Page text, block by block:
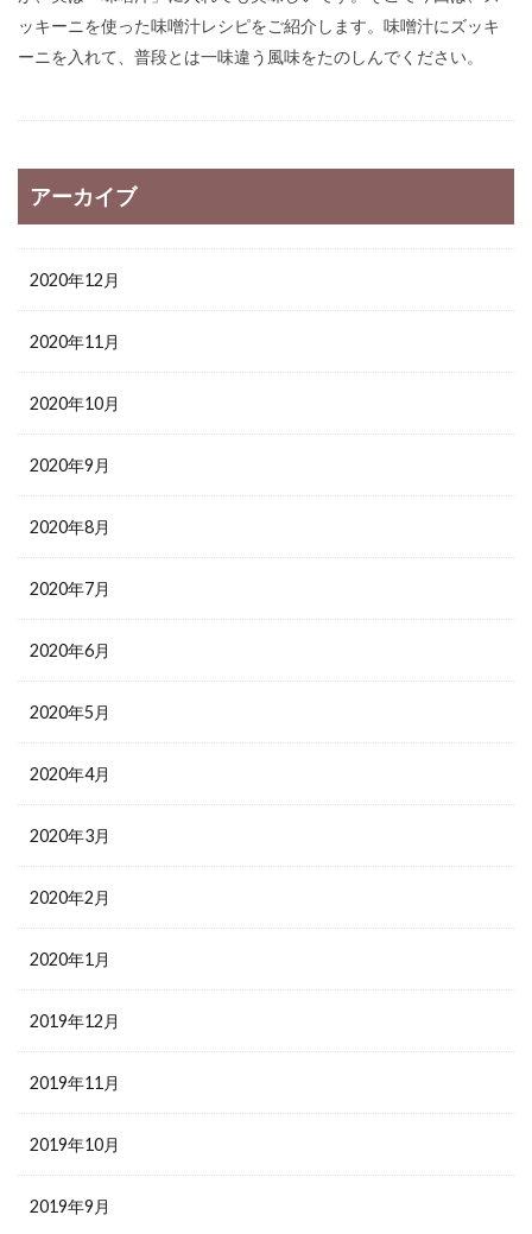
ッキーニを使った味噌汁レシピをご紹介します。味噌汁にズッキ
ーニを入れて、普段とは一味違う風味をたのしんでください。
アーカイブ
2020年12月
2020年11月
2020年10月
2020年9月
2020年8月
2020年7月
2020年6月
2020年5月
2020年4月
2020年3月
2020年2月
2020年1月
2019年12月
2019年11月
2019年10月
2019年9月